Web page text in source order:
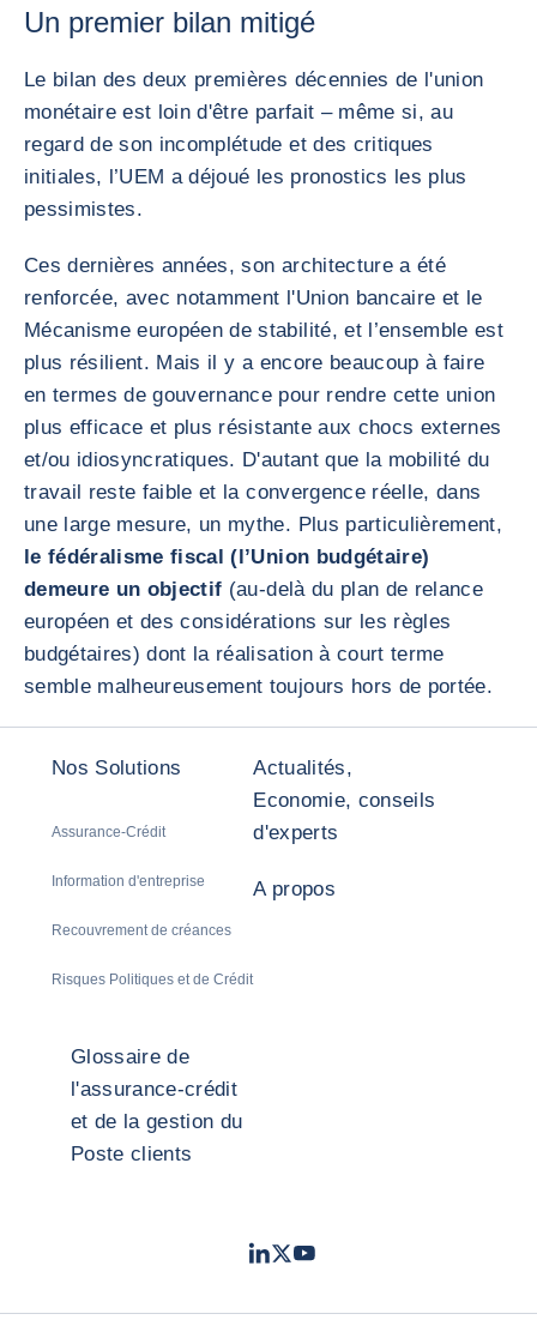
Un premier bilan mitigé
Le bilan des deux premières décennies de l'union
monétaire est loin d'être parfait – même si, au
regard de son incomplétude et des critiques
initiales, l’UEM a déjoué les pronostics les plus
pessimistes.
Ces dernières années, son architecture a été
renforcée, avec notamment l'Union bancaire et le
Mécanisme européen de stabilité, et l’ensemble est
plus résilient. Mais il y a encore beaucoup à faire
en termes de gouvernance pour rendre cette union
plus efficace et plus résistante aux chocs externes
et/ou idiosyncratiques. D'autant que la mobilité du
travail reste faible et la convergence réelle, dans
une large mesure, un mythe. Plus particulièrement,
le fédéralisme fiscal (l’Union budgétaire)
demeure un objectif (au-delà du plan de relance
européen et des considérations sur les règles
budgétaires) dont la réalisation à court terme
semble malheureusement toujours hors de portée.
Nos Solutions
Assurance-Crédit
Information d'entreprise
Recouvrement de créances
Risques Politiques et de Crédit
Actualités,
Economie, conseils
d'experts
A propos
Glossaire de
l'assurance-crédit
et de la gestion du
Poste clients
LinkedIn
TwitterYoutube